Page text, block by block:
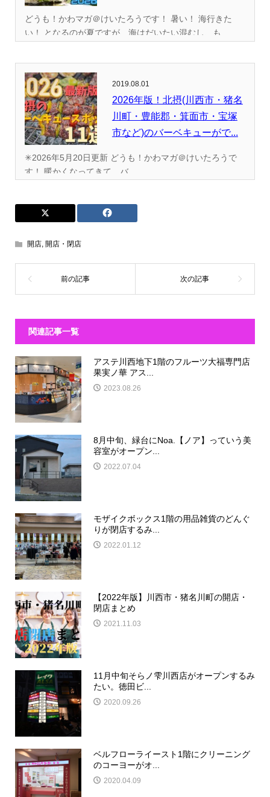
どうも！かわマガ＠けいたろうです！ 暑い！ 海行きた
い！ となるのが夏ですが、海はだいたい混むし、も...
2019.08.01
2026年版！北摂(川西市・猪名
川町・豊能郡・箕面市・宝塚
市など)のバーベキューがで...
✳︎2026年5月20日更新 どうも！かわマガ＠けいたろうで
す！ 暖かくなってきて、バ...
開店, 開店・閉店
関連記事一覧
アステ川西地下1階のフルーツ大福専門店
果実ノ華 アス...
2023.08.26
8月中旬、緑台にNoa.【ノア】っていう美
容室がオープン...
2022.07.04
モザイクボックス1階の用品雑貨のどんぐ
りが閉店するみ...
2022.01.12
【2022年版】川西市・猪名川町の開店・
閉店まとめ
2021.11.03
11月中旬そらノ雫川西店がオープンするみ
たい。徳田ビ...
2020.09.26
ベルフローライースト1階にクリーニング
のコーヨーがオ...
2020.04.09